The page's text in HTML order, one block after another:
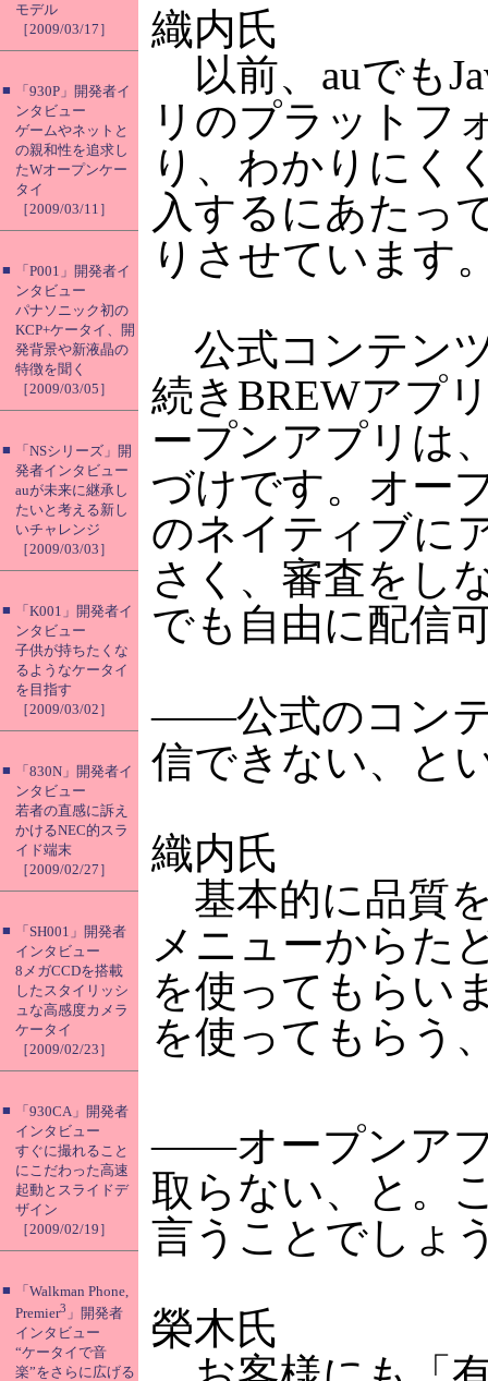
モデル
［2009/03/17］
■
「930P」開発者イ
ンタビュー
ゲームやネットと
の親和性を追求し
たWオープンケー
タイ
［2009/03/11］
■
「P001」開発者イ
ンタビュー
パナソニック初の
KCP+ケータイ、開
発背景や新液晶の
特徴を聞く
［2009/03/05］
■
「NSシリーズ」開
発者インタビュー
auが未来に継承し
たいと考える新し
いチャレンジ
［2009/03/03］
■
「K001」開発者イ
ンタビュー
子供が持ちたくな
るようなケータイ
を目指す
［2009/03/02］
■
「830N」開発者イ
ンタビュー
若者の直感に訴え
かけるNEC的スラ
イド端末
［2009/02/27］
■
「SH001」開発者
インタビュー
8メガCCDを搭載
したスタイリッシ
ュな高感度カメラ
ケータイ
［2009/02/23］
■
「930CA」開発者
インタビュー
すぐに撮れること
にこだわった高速
起動とスライドデ
ザイン
［2009/02/19］
■
「Walkman Phone,
Premier3 」開発者
インタビュー
“ケータイで音
楽”をさらに広げる
織内氏
以前、auでも
リのプラットフ
り、わかりにく
入するにあたっ
りさせています
公式コンテン
続きBREWアプ
ープンアプリは
づけです。オー
のネイティブに
さく、審査をし
でも自由に配信
――公式のコンテ
信できない、と
織内氏
基本的に品質
メニューからた
を使ってもらい
を使ってもらう
――オープンア
取らない、と。
言うことでしょ
榮木氏